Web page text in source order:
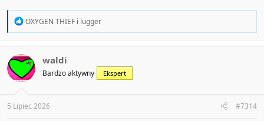
R
t
i
o
s
:
OXYGEN THIEF i lugger
waldi
Bardzo aktywny Ekspert
5 Lipiec 2026 #7314